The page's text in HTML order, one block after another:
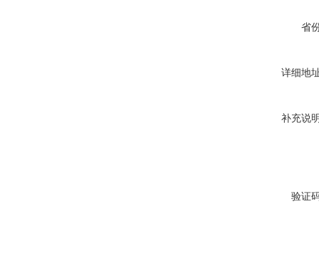
省
详细地
补充说
验证